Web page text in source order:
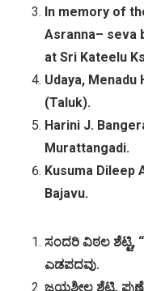
In memory of
Asranna– seva
at Sri Kateelu
Udaya, Menadu
(Taluk).
Harini J.
Murattangadi.
Kusuma Dileep
Bajavu.
ಸಂದರಿ ವಿಠಲ ಶೆಟ್ಟಿ, “
ಎಡಪದವು.
ಜಯಶೀಲ ಶೆಟ್ಟಿ,